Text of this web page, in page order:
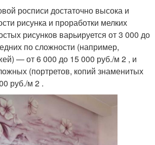
росписи достаточно высока и
рисунка и проработки мелких
рисунков варьируется от 3 000 до
по сложности (например,
— от 6 000 до 15 000 руб./м 2 , и
(портретов, копий знаменитых
руб./м 2 .